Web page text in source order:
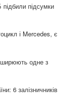
підсумки
і Mercedes, є
одне з
6 залізничників